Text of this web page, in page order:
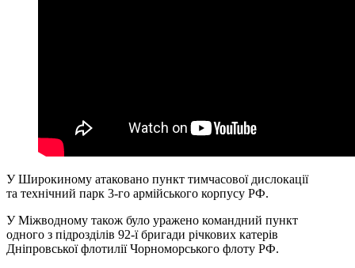
У Широкиному атаковано пункт тимчасової дислокації
та технічний парк 3-го армійського корпусу РФ.
У Міжводному також було уражено командний пункт
одного з підрозділів 92-ї бригади річкових катерів
Дніпровської флотилії Чорноморського флоту РФ.